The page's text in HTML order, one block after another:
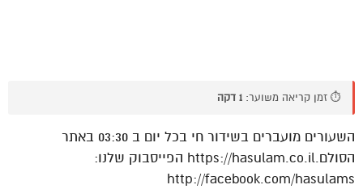
⏱️ זמן קריאה משוער: 1 דקה
השעורים מועברים בשידור חי בכל יום ב 03:30 באתר
הסולם.https://hasulam.co.il הפייסבוק שלנו:
http://facebook.com/hasulams